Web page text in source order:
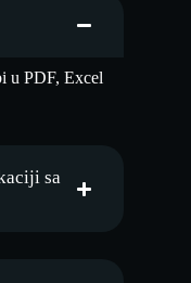
u PDF, Excel
sa